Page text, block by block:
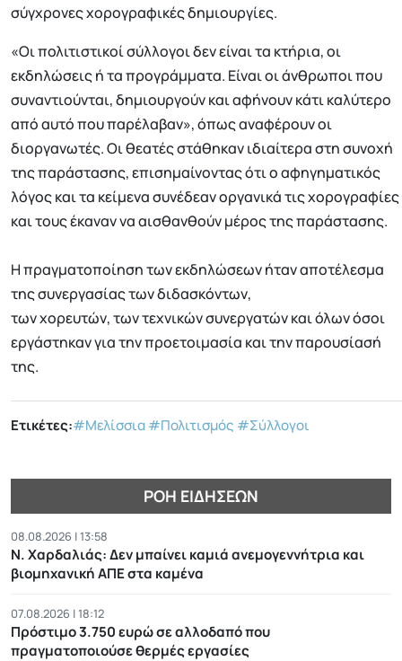
σύγχρονες χορογραφικές δημιουργίες.
«Οι πολιτιστικοί σύλλογοι δεν είναι τα κτήρια, οι
εκδηλώσεις ή τα προγράμματα. Είναι οι άνθρωποι που
συναντιούνται, δημιουργούν και αφήνουν κάτι καλύτερο
από αυτό που παρέλαβαν», όπως αναφέρουν οι
διοργανωτές. Οι θεατές στάθηκαν ιδιαίτερα στη συνοχή
της παράστασης, επισημαίνοντας ότι ο αφηγηματικός
λόγος και τα κείμενα συνέδεαν οργανικά τις χορογραφίες
και τους έκαναν να αισθανθούν μέρος της παράστασης.
Η πραγματοποίηση των εκδηλώσεων ήταν αποτέλεσμα
της συνεργασίας των διδασκόντων,
των χορευτών, των τεχνικών συνεργατών και όλων όσοι
εργάστηκαν για την προετοιμασία και την παρουσίασή
της.
Ετικέτες:#Μελίσσια#Πολιτισμός #Σύλλογοι
ΡΟΉ ΕΙΔΉΣΕΩΝ
08.08.2026 | 13:58
Ν. Χαρδαλιάς: Δεν μπαίνει καμιά ανεμογεννήτρια και
βιομηχανική ΑΠΕ στα καμένα
07.08.2026 | 18:12
Πρόστιμο 3.750 ευρώ σε αλλοδαπό που
πραγματοποιούσε θερμές εργασίες